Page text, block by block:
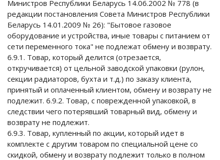
Министров Республики Беларусь 14.06.2002 № 778 (в
редакции постановления Совета Министров Республики
Беларусь 14.01.2009 № 26): "Бытовое газовое
оборудование и устройства, иные товары с питанием от
сети переменного тока" не подлежат обмену и возврату.
6.9.1. Товар, который делится (отрезается,
откручивается) от цельной заводской упаковки (рулон,
секции радиаторов, бухта и т.д.) по заказу клиента,
принятый и оплаченный клиентом, обмену и возврату не
подлежит. 6.9.2. Товар, с поврежденной упаковкой, в
следствии чего потерявший товарный вид, обмену и
возврату не подлежит.
6.9.3. Товар, купленный по акции, который идет в
комплекте с другим товаром по специальной цене со
скидкой, обмену и возврату подлежит только в полном